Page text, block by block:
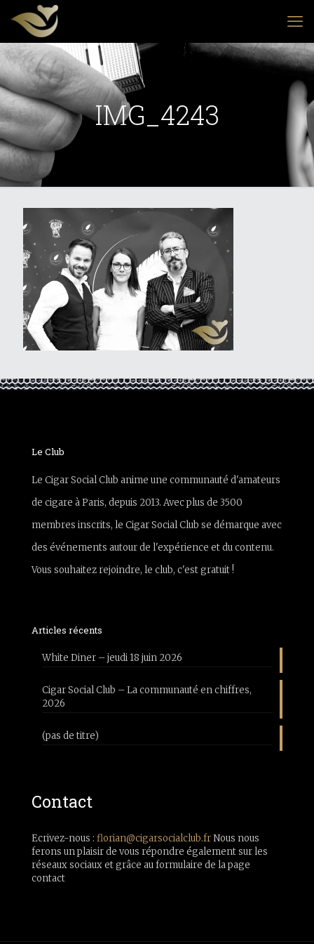
IMG_4243
Le Club
Le Cigar Social Club anime une communauté d'amateurs
de cigare à Paris, depuis 2013. Avec plus de 3500
membres inscrits, le Cigar Social Club se démarque avec
des événements autour de l'expérience et du contenu.
Vous souhaitez rejoindre, le club, c'est gratuit !
Articles récents
White Diner – jeudi 18 juin 2026
Cigar Social Club – La communauté en chiffres,
2026
(pas de titre)
Contact
Ecrivez-nous : florian@cigarsocialclub.frNous nous
ferons un plaisir de vous répondre également sur les
réseaux sociaux et grâce au formulaire de la page
contact